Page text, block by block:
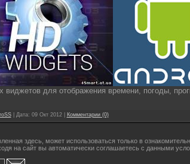
для отображения времени, погоды,
| Дата: 09 Окт 2012| Комментарии (0)
здесь, может использоваться только в
на сайт вы автоматически соглашаетесь с данными